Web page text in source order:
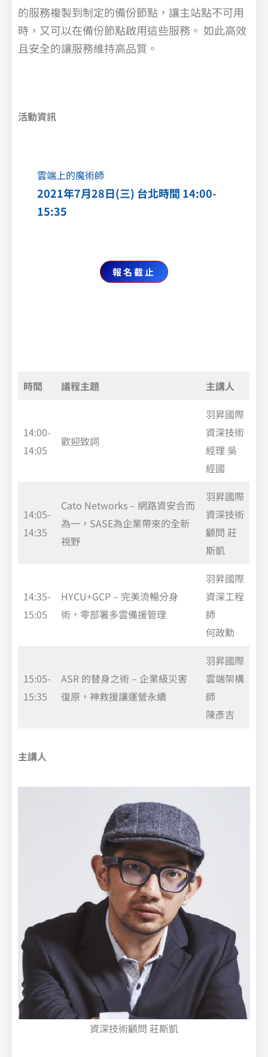
的服務複製到制定的備份節點，讓主站點不可用
時，又可以在備份節點啟用這些服務。 如此高效
且安全的讓服務維持高品質。
活動資訊
雲端上的魔術師
2021年7月28日(三) 台北時間 14:00-
15:35
報名截止
時間 議程主題 主講人
14:00-
14:05
歡迎致詞
羽昇國際
資深技術
經理 吳
經國
14:05-
14:35
Cato Networks – 網路資安合而
為一，SASE為企業帶來的全新
視野
羽昇國際
資深技術
顧問 莊
斯凱
14:35-
15:05
HYCU+GCP – 完美流暢分身
術，零部署多雲備援管理
羽昇國際
資深工程
師
何政勳
15:05-
15:35
ASR 的替身之術 – 企業級災害
復原，神救援讓運營永續
羽昇國際
雲端架構
師
陳彥吉
主講人
資深技術顧問 莊斯凱